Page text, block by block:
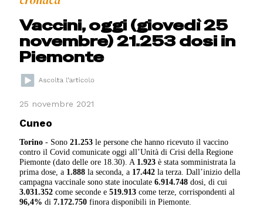
Vaccini, oggi (giovedì 25
novembre) 21.253 dosi in
Piemonte
25 novembre 2021
Cuneo
Torino - Sono21.253le persone che hanno ricevuto il vaccino
contro il Covid comunicate oggi all’Unità di Crisi della Regione
Piemonte (dato delle ore 18.30). A 1.923 è stata somministrata la
prima dose, a 1.888la seconda, a 17.442la terza. Dall’inizio della
campagna vaccinale sono state inoculate6.914.748dosi, di cui
3.031.352come seconde e519.913come terze, corrispondenti al
96,4% di7.172.750finora disponibili in Piemonte.